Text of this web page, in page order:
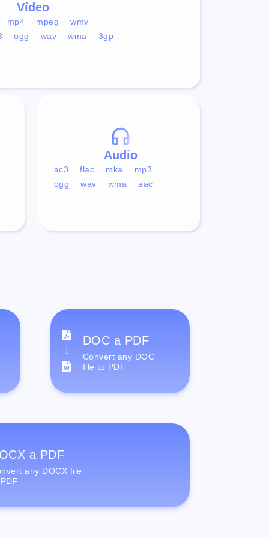
Vídeo
mp4 mpeg
wmv
ogg wav wma 3gp
Audio
ac3 flac mka
mp3
ogg
wav wma aac
DOC a PDF
Convert any DOC
file to PDF
a PDF
any DOCX file